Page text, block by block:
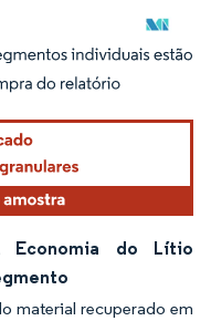
atribuição conforme CC BY 4.0.
Economia do Lítio
material recuperado em